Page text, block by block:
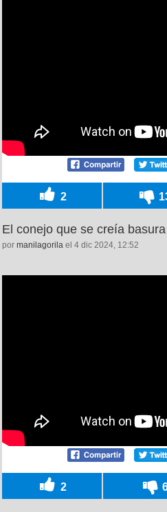
2
El conejo que se creía basura
por manilagorila el 4 dic 2024, 12:52
2